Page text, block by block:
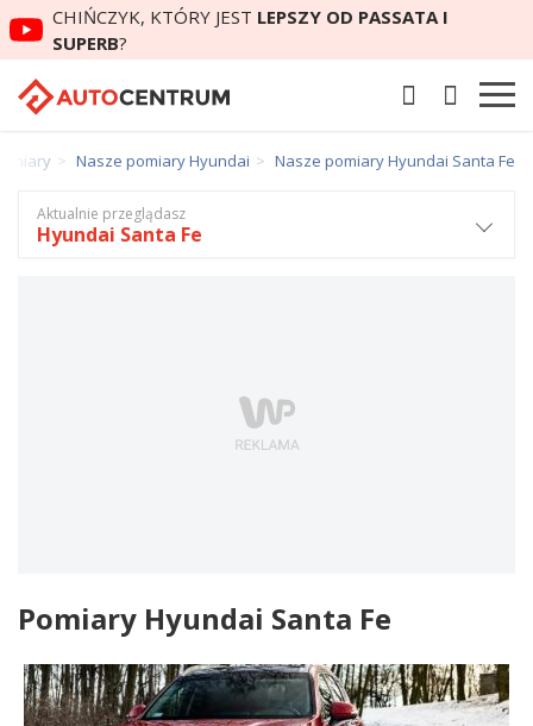
CHIŃCZYK, KTÓRY JEST LEPSZY OD PASSATA I
SUPERB?
Nasze pomiary Hyundai Nasze pomiary Hyundai Santa Fe
Pomiary Hyundai Santa Fe
Aktualnie przeglądasz
Hyundai Santa Fe